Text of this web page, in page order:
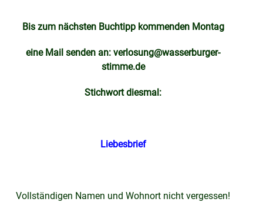
Bis zum nächsten Buchtipp kommenden Montag
eine Mail senden an:verlosung@wasserburger-
stimme.de
Stichwort diesmal:
Liebesbrief
Vollständigen Namen und Wohnort nicht vergessen!